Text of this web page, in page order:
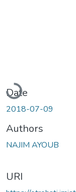
Date
2018-07-09
Authors
NAJIM AYOUB
URI